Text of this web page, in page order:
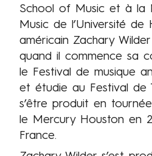
School of Music et à la
Music de l’Université
américain Zachary
quand il commence sa
le Festival de musique
et étudie au Festival de
s’être produit en
le Mercury Houston en
France.